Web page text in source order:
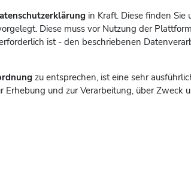
in Kraft. Diese finden Sie
Diese muss vor Nutzung der
ist - den beschriebenen
zu entsprechen, ist eine sehr
und zur Verarbeitung, über Zweck